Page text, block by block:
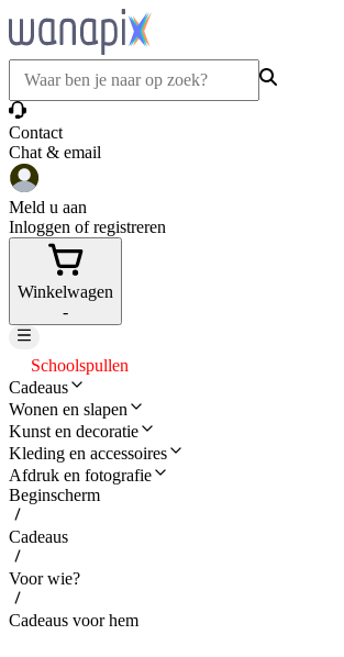
Contact
Chat & email
Meld u aan
Inloggen of registreren
Winkelwagen
-
Schoolspullen
Cadeaus
Wonen en slapen
Kunst en decoratie
Kleding en accessoires
Afdruk en fotografie
Beginscherm
Cadeaus
Voor wie?
Cadeaus voor hem